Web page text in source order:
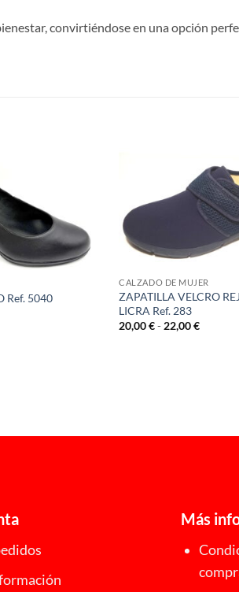
convirtiéndose en una opción
Ref. 5040
CALZADO DE MUJER
ZAPATILLA VELCRO
LICRA Ref. 283
20,00€- 22,00€Rango
Más